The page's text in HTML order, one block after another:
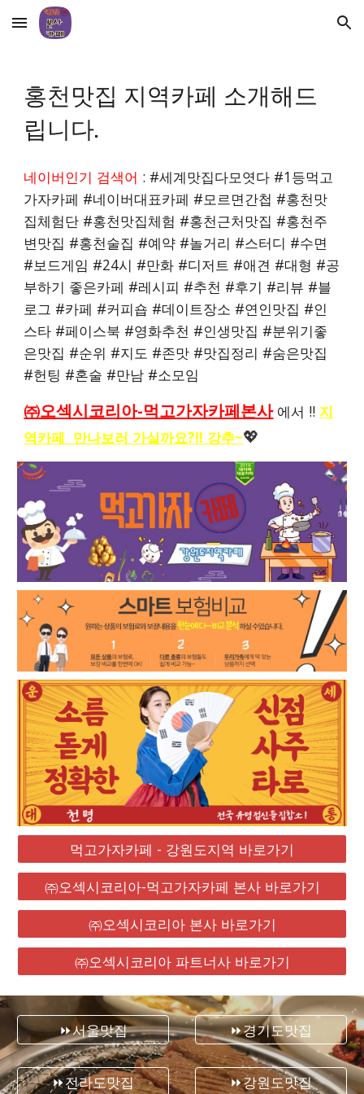
Skip to main content Skip to navigation
홍천맛집 지역카페 소개해드
립니다.
네이버인기 검색어 : #세계맛집다모엿다 #1등먹고
가자카페 #네이버대표카페 #모르면간첩 #홍천맛
집체험단 #홍천맛집체험 #홍천근처맛집 #홍천주
변맛집 #홍천술집 #예약 #놀거리 #스터디 #수면
#보드게임 #24시 #만화 #디저트 #애견 #대형 #공
부하기 좋은카페 #레시피 #추천 #후기 #리뷰 #블
로그 #카페 #커피숍 #데이트장소 #연인맛집 #인
스타 #페이스북 #영화추천 #인생맛집 #분위기좋
은맛집 #순위 #지도 #존맛 #맛집정리 #숨은맛집
#헌팅 #혼술 #만남 #소모임
㈜오섹시코리아-먹고가자카페본사에서 !! 지
역카페 만나보러 가실까요?!! 강추~💖
먹고가자카페 - 강원도지역 바로가기
㈜오섹시코리아-먹고가자카페 본사 바로가기
㈜오섹시코리아 본사 바로가기
㈜오섹시코리아 파트너사 바로가기
⏩서울맛집
⏩전라도맛집
⏩경기도맛집
⏩강원도맛집